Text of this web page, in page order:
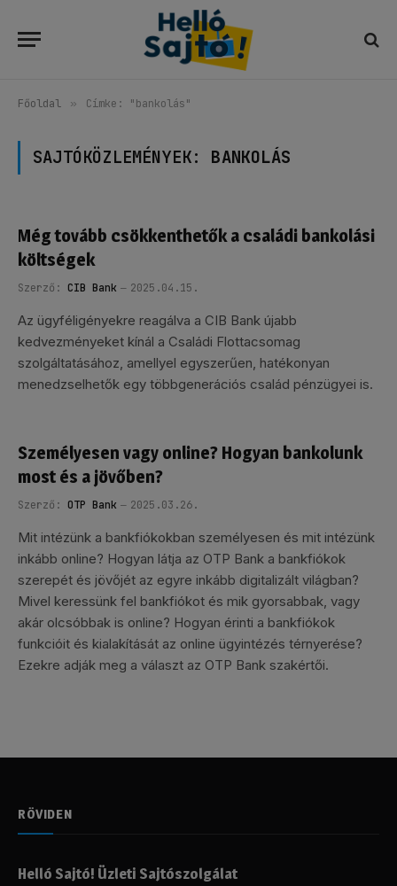
Főoldal » Címke: "bankolás"
SAJTÓKÖZLEMÉNYEK: BANKOLÁS
Még tovább csökkenthetők a családi bankolási
költségek
Szerző: CIB Bank 2025.04.15.
Az ügyféligényekre reagálva a CIB Bank újabb
kedvezményeket kínál a Családi Flottacsomag
szolgáltatásához, amellyel egyszerűen, hatékonyan
menedzselhetők egy többgenerációs család pénzügyei is.
Személyesen vagy online? Hogyan bankolunk
most és a jövőben?
Szerző: OTP Bank 2025.03.26.
Mit intézünk a bankfiókokban személyesen és mit intézünk
inkább online? Hogyan látja az OTP Bank a bankfiókok
szerepét és jövőjét az egyre inkább digitalizált világban?
Mivel keressünk fel bankfiókot és mik gyorsabbak, vagy
akár olcsóbbak is online? Hogyan érinti a bankfiókok
funkcióit és kialakítását az online ügyintézés térnyerése?
Ezekre adják meg a választ az OTP Bank szakértői.
RÖVIDEN
Helló Sajtó! Üzleti Sajtószolgálat